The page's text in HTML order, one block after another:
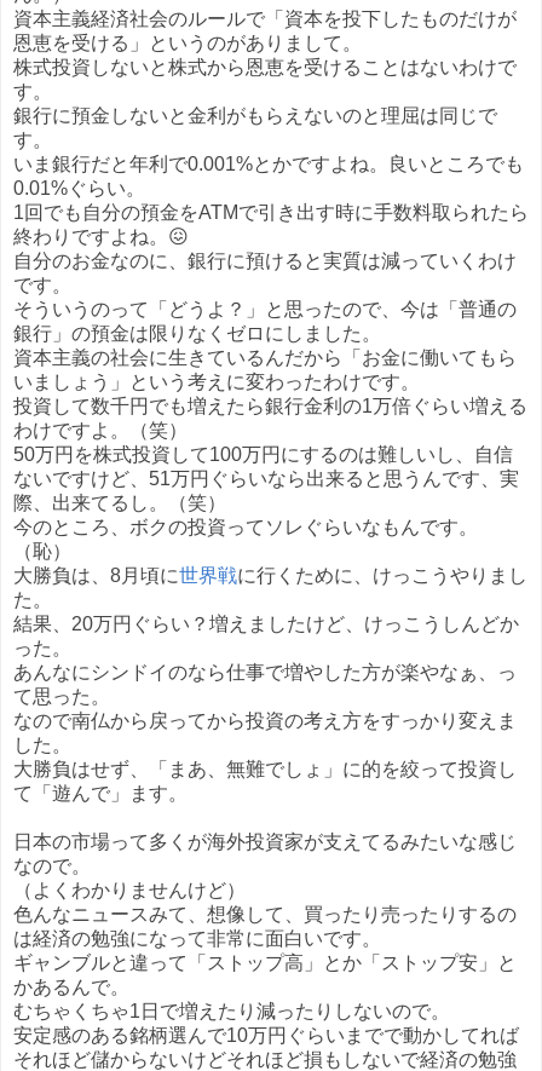
資本主義経済社会のルールで「資本を投下したものだけが
恩恵を受ける」というのがありまして。
株式投資しないと株式から恩恵を受けることはないわけで
す。
銀行に預金しないと金利がもらえないのと理屈は同じで
す。
いま銀行だと年利で0.001%とかですよね。良いところでも
0.01%ぐらい。
1回でも自分の預金をATMで引き出す時に手数料取られたら
終わりですよね。😖
自分のお金なのに、銀行に預けると実質は減っていくわけ
です。
そういうのって「どうよ？」と思ったので、今は「普通の
銀行」の預金は限りなくゼロにしました。
資本主義の社会に生きているんだから「お金に働いてもら
いましょう」という考えに変わったわけです。
投資して数千円でも増えたら銀行金利の1万倍ぐらい増える
わけですよ。（笑）
50万円を株式投資して100万円にするのは難しいし、自信
ないですけど、51万円ぐらいなら出来ると思うんです、実
際、出来てるし。（笑）
今のところ、ボクの投資ってソレぐらいなもんです。
（恥）
大勝負は、8月頃に世界戦に行くために、けっこうやりまし
た。
結果、20万円ぐらい？増えましたけど、けっこうしんどか
った。
あんなにシンドイのなら仕事で増やした方が楽やなぁ、っ
て思った。
なので南仏から戻ってから投資の考え方をすっかり変えま
した。
大勝負はせず、「まあ、無難でしょ」に的を絞って投資し
て「遊んで」ます。
日本の市場って多くが海外投資家が支えてるみたいな感じ
なので。
（よくわかりませんけど）
色んなニュースみて、想像して、買ったり売ったりするの
は経済の勉強になって非常に面白いです。
ギャンブルと違って「ストップ高」とか「ストップ安」と
かあるんで。
むちゃくちゃ1日で増えたり減ったりしないので。
安定感のある銘柄選んで10万円ぐらいまでで動かしてれば
それほど儲からないけどそれほど損もしないで経済の勉強